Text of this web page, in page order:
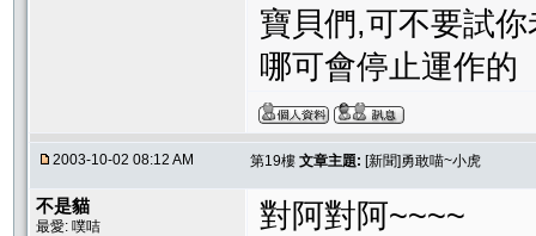
寶貝們,可不要試
哪可會停止運作的
2003-10-02 08:12 AM 第19樓 文章主題: [新聞]勇敢喵~小虎
不是貓
最愛: 噗咭
對阿對阿~~~~